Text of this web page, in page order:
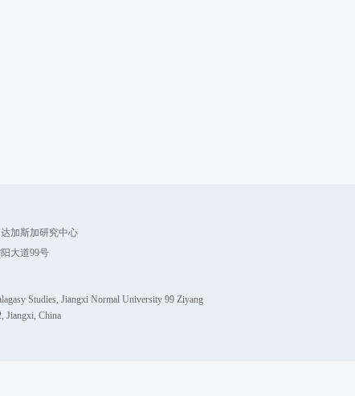
加斯加研究中心
大道99号
Studies, Jiangxi Normal University 99 Ziyang
Jiangxi, China